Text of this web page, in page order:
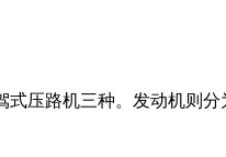
压路机三种。发动机则